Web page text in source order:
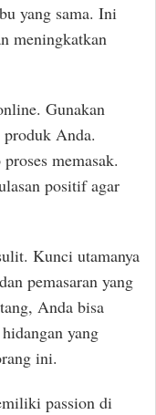
yang sama. Ini
meningkatkan
Gunakan
Anda.
memasak.
positif agar
Kunci utamanya
pemasaran yang
Anda bisa
yang
ini.
passion di